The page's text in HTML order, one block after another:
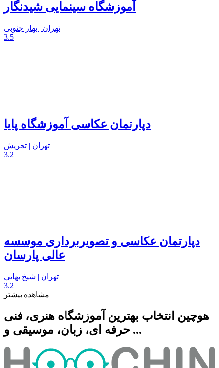
آموزشگاه سینمایی شیدنگار
تهران | بهار جنوبی
3.5
دپارتمان عکاسی آموزشگاه پایا
تهران | تجریش
3.2
دپارتمان عکاسی و تصویربرداری موسسه
عالی پارسان
تهران | شیخ بهایی
3.2
مشاهده بیشتر
هوچین انتخاب بهترین آموزشگاه هنری، فنی
حرفه ای، زبان، موسیقی و ...